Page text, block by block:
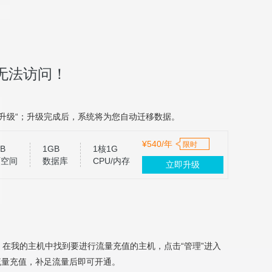
访问！
“；升级完成后，系统将为您自动迁移数据。
间
1GB
数据库
1核1G
CPU/内存
¥540/年 限时
立即升级
在我的主机中找到要进行流量充值的主机，点击“管理”进入
充值，补足流量后即可开通。